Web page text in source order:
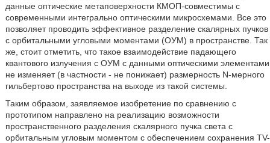
данные оптические метаповерхности КМОП-совместимы с
современными интегрально оптическими микросхемами. Все это
позволяет проводить эффективное разделение скалярных пучков
с орбитальными угловыми моментами (ОУМ) в пространстве. Так
же, стоит отметить, что такое взаимодействие падающего
квантового излучения с ОУМ с данными оптическими элементами
не изменяет (в частности - не понижает) размерность N-мерного
гильбертово пространства на выходе из такой системы.
Таким образом, заявляемое изобретение по сравнению с
прототипом направлено на реализацию возможности
пространственного разделения скалярного пучка света с
орбитальным угловым моментом с обеспечением сохранения TV-